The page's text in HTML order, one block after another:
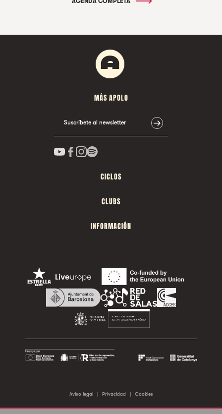
MÁS APOLO
Suscríbete al newsletter
CICLOS
CLUBS
INFORMACIÓN
Aviso legal | Privacidad | Cookies
©2026 Sala Apolo. Todos los derechos reservados.